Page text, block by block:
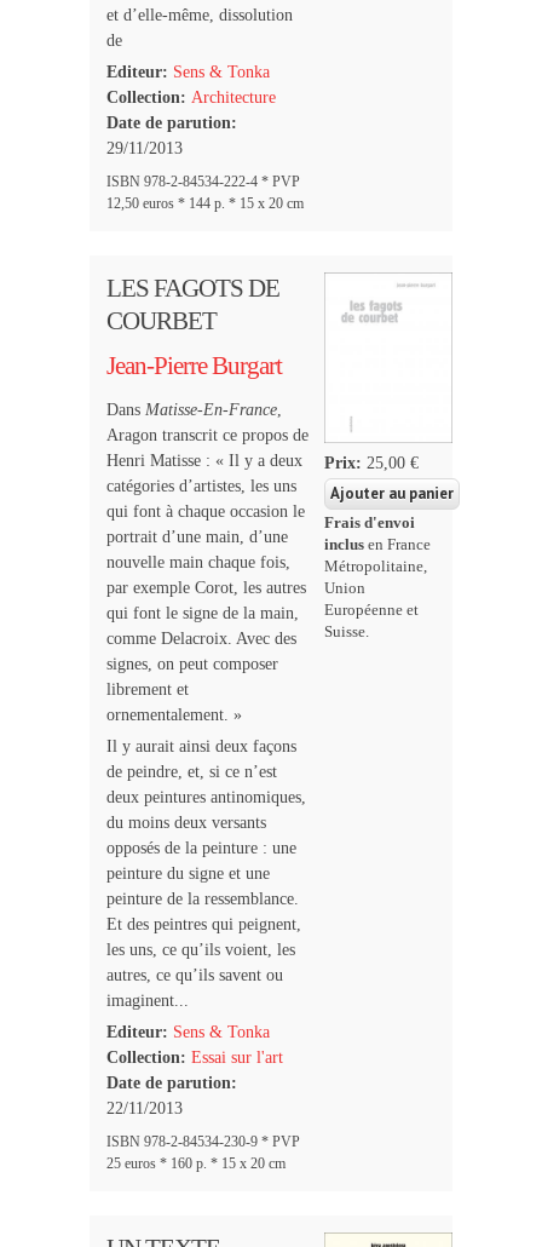
et d’elle-même, dissolution
de
Editeur: Sens & Tonka
Collection: Architecture
Date de parution:
29/11/2013
ISBN 978-2-84534-222-4 * PVP
12,50 euros * 144 p. * 15 x 20 cm
LES FAGOTS DE
COURBET
Jean-Pierre Burgart
Dans Matisse-En-France
Aragon transcrit ce propos de
Henri Matisse : « Il y a deux
catégories d’artistes, les uns
qui font à chaque occasion le
portrait d’une main, d’une
nouvelle main chaque fois,
par exemple Corot, les autres
qui font le signe de la main,
comme Delacroix. Avec des
signes, on peut composer
librement et
ornementalement. »
Il y aurait ainsi deux façons
de peindre, et, si ce n’est
deux peintures antinomiques,
du moins deux versants
opposés de la peinture : une
peinture du signe et une
peinture de la ressemblance.
Et des peintres qui peignent,
les uns, ce qu’ils voient, les
autres, ce qu’ils savent ou
imaginent...
Editeur: Sens & Tonka
Collection: Essai sur l'art
Date de parution:
22/11/2013
ISBN 978-2-84534-230-9 * PVP
25 euros * 160 p. * 15 x 20 cm
Prix: 25,00 €
Frais d'envoi
inclus en France
Métropolitaine,
Union
Européenne et
Suisse.